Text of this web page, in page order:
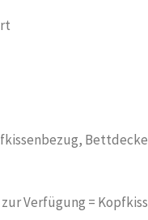
zur Verfügung =